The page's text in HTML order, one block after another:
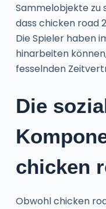
Sammelobjekte zu
dass chicken road
Die Spieler haben
hinarbeiten
fesselnden
Die
chicken
Obwohl chicken